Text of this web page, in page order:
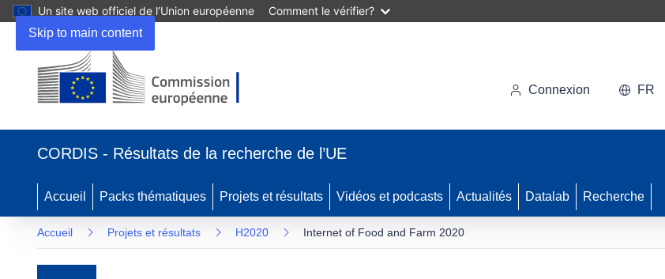
Skip to main content
Un site web officiel de l’Union européenne Comment le vérifier?
une
fenêtre)
Connexion FR
CORDIS - Résultats de la recherche de l’UE
Accueil Packs thématiques Projets et résultats Vidéos et podcasts Actualités Datalab Recherche
Accueil Projets et résultats H2020 Internet of Food and Farm 2020